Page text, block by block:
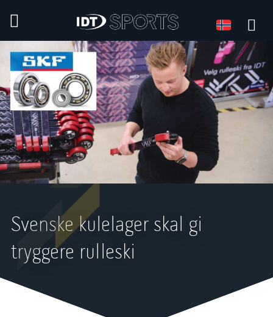
Språk
Språk:
Svenske kulelager skal gi
tryggere rulleski